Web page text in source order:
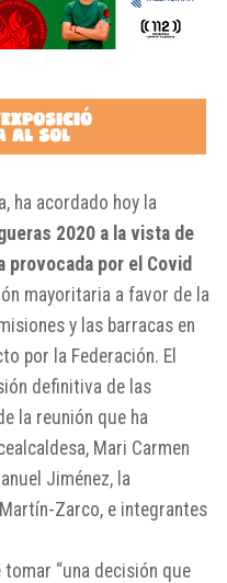
ha acordado hoy la
2020 a la vista de
provocada por el Covid
mayoritaria a favor de la
y las barracas en
por la Federación. El
definitiva de las
la reunión que ha
Mari Carmen
Jiménez, la
Zarco, e integrantes
“una decisión que